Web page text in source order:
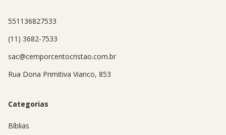
551136827533
(11) 3682-7533
sac@cemporcentocristao.com.br
Rua Dona Primitiva Vianco, 853
Categorias
Bíblias